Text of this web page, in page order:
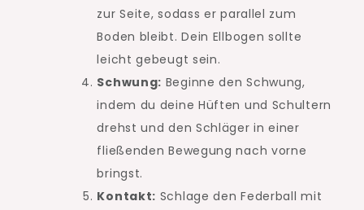
zur Seite, sodass er parallel zum
Boden bleibt. Dein Ellbogen sollte
leicht gebeugt sein.
Schwung: Beginne den Schwung,
indem du deine Hüften und Schultern
drehst und den Schläger in einer
fließenden Bewegung nach vorne
bringst.
Kontakt: Schlage den Federball mit